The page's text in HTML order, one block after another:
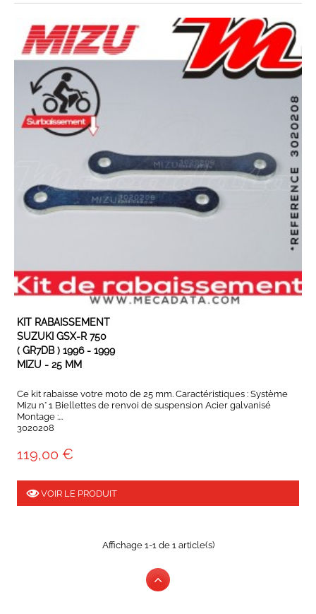
KIT RABAISSEMENT
SUZUKI GSX-R 750
( GR7DB ) 1996 - 1999
MIZU - 25 MM
Ce kit rabaisse votre moto de 25 mm. Caractéristiques : Système
Mizu n° 1 Biellettes de renvoi de suspension Acier galvanisé
Montage :...
3020208
119,00 €
VOIR LE PRODUIT
Affichage 1-1 de 1 article(s)